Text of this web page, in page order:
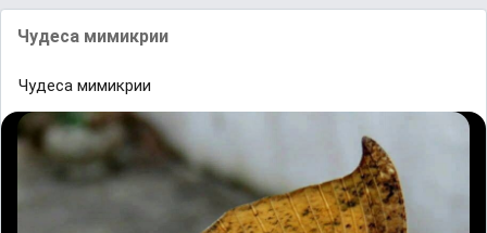
Чудесa мимикрии
Чудесa мимикрии